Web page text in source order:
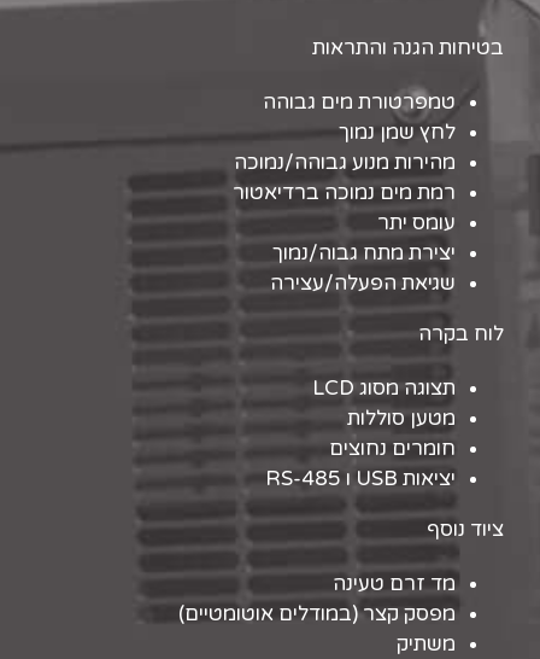
בטיחות הגנה והתראות
טמפרטורת מים גבוהה
לחץ שמן נמוך
מהירות מנוע גבוהה/נמוכה
רמת מים נמוכה ברדיאטור
עומס יתר
יצירת מתח גבוה/נמוך
שגיאת הפעלה/עצירה
לוח בקרה
תצוגה מסוג LCD
מטען סוללות
חומרים נחוצים
יציאות USB ו RS-485
ציוד נוסף
מד זרם טעינה
מפסק קצר (במודלים אוטומטיים)
משתיק